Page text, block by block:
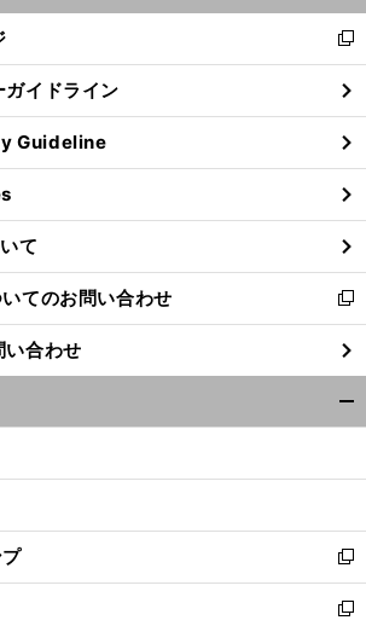
閉
る
新
し
い
ウ
ィ
ン
ド
ウ
で
開
く
イドライン
Guideline
て
てのお問い合わせ
新
し
い
ウ
ィ
ン
ウ
開
く
い合わせ
新
し
い
新